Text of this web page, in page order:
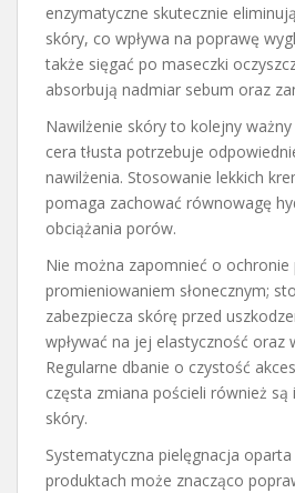
enzymatyczne skutecznie
skóry, co wpływa na poprawę
także sięgać po maseczki
absorbują nadmiar sebum oraz
Nawilżenie skóry to kolejny
cera tłusta potrzebuje
nawilżenia. Stosowanie lekkich
pomaga zachować równowagę
obciążania porów.
Nie można zapomnieć o ochronie
promieniowaniem słonecznym;
zabezpiecza skórę przed
wpływać na jej elastyczność oraz
Regularne dbanie o czystość
częsta zmiana pościeli również
skóry.
Systematyczna pielęgnacja
produktach może znacząco